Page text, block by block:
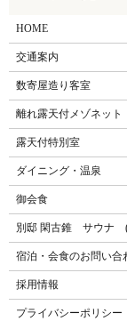
HOME
交通案内
数寄屋造り客室
離れ露天付メゾネット
露天付特別室
ダイニング・温泉
御会食
別邸 閑古錐 サウナ (
宿泊・会食のお問い合
採用情報
プライバシーポリシー